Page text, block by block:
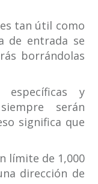
tan útil como
de entrada se
borrándolas
y
serán
significa que
límite de 1,000
dirección de